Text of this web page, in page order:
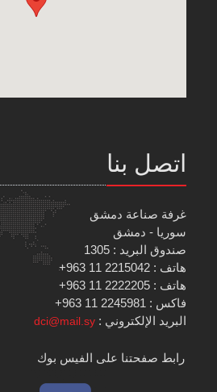
اتصل بنا
غرفة صناعة دمشق
سوريا - دمشق
صندوق البريد : 1305
هاتف : 2215042 11 963+
هاتف : 2222205 11 963+
فاكس : 2245981 11 963+
البريد الإلكتروني :dci@mail.sy
رابط صفحتنا على الفيس بوك